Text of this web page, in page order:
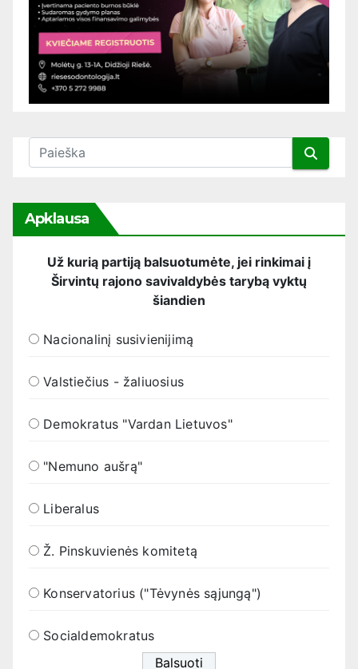
Apklausa
Už kurią partiją balsuotumėte, jei rinkimai į
Širvintų rajono savivaldybės tarybą vyktų
šiandien
Nacionalinį susivienijimą
Valstiečius - žaliuosius
Demokratus "Vardan Lietuvos"
"Nemuno aušrą"
Liberalus
Ž. Pinskuvienės komitetą
Konservatorius ("Tėvynės sąjungą")
Socialdemokratus